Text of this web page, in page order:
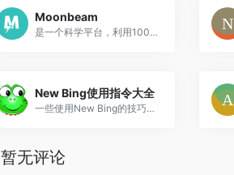
Moonbeam
是一个科学平台，利用100多个数据源的数据提供情报和洞察整个创新生态系统。
New Bing使用指令大全
一些使用New Bing的技巧及相关指令，希望对你有用。
暂无评论